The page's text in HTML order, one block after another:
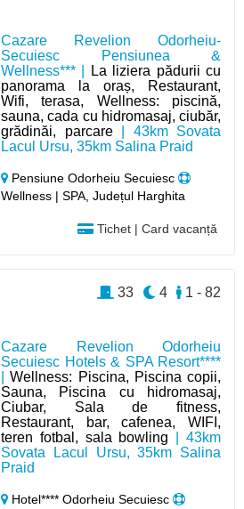
Cazare Revelion Odorheiu-
Secuiesc Pensiunea &
Wellness*** |
La liziera pădurii cu
panorama la oraș, Restaurant,
Wifi, terasa, Wellness: piscină,
sauna, cada cu hidromasaj, ciubăr,
grădinăi, parcare| 43km Sovata
Lacul Ursu, 35km Salina Praid
Pensiune Odorheiu Secuiesc
Wellness | SPA, Județul Harghita
Tichet | Card vacanță
Cazare Revelion Odorheiu
Secuiesc Hotels & SPA Resort****
|Wellness: Piscina, Piscina copii,
Sauna, Piscina cu hidromasaj,
Ciubar, Sala de fitness,
Restaurant, bar, cafenea, WIFI,
teren fotbal, sala bowling | 43km
Sovata Lacul Ursu, 35km Salina
Praid
Hotel**** Odorheiu Secuiesc
1 - 82
4
33